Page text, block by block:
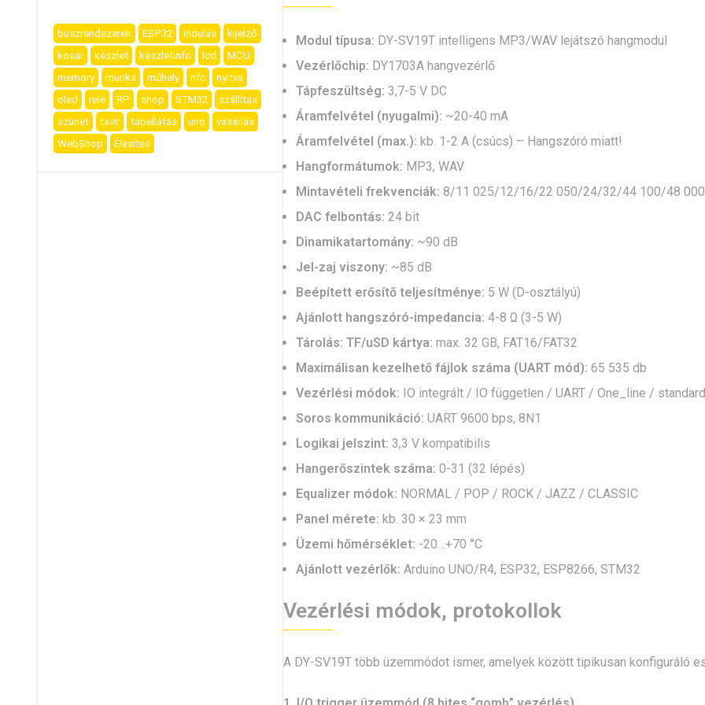
Modul típusa: DY-SV19T intelligens MP3/WAV lejátszó hangmodul
Vezérlőchip: DY1703A hangvezérlő
Tápfeszültség: 3,7-5 V DC
Áramfelvétel (nyugalmi): ~20-40 mA
Áramfelvétel (max.): kb. 1-2 A (csúcs) – Hangszóró miatt!
Hangformátumok: MP3, WAV
Mintavételi frekvenciák: 8/11 025/12/16/22 050/24/32/44 100/48
DAC felbontás: 24 bit
Dinamikatartomány: ~90 dB
Jel-zaj viszony: ~85 dB
Beépített erősítő teljesítménye: 5 W (D-osztályú)
Ajánlott hangszóró-impedancia: 4-8 Ω (3-5 W)
Tárolás: TF/uSD kártya: max. 32 GB, FAT16/FAT32
Maximálisan kezelhető fájlok száma (UART mód): 65 535 db
Vezérlési módok: IO integrált / IO független / UART / One_line /
Soros kommunikáció: UART 9600 bps, 8N1
Logikai jelszint: 3,3 V kompatibilis
Hangerőszintek száma: 0-31 (32 lépés)
Equalizer módok: NORMAL / POP / ROCK / JAZZ / CLASSIC
Panel mérete: kb. 30 × 23 mm
Üzemi hőmérséklet: -20…+70 °C
Ajánlott vezérlők: Arduino UNO/R4, ESP32, ESP8266, STM32
Vezérlési módok, protokollok
A DY-SV19T több üzemmódot ismer, amelyek között tipikusan konfiguráló
buszrendszerek ESP32 indulás
kijelző
kosár
készlet készletinfo lcd
MCU
memory
munka műhely nfc
nyitva
oled
relé RP shop STM32
szállítás
szünet
tavir tápellátás uno
vásárlás
WebShop
Élesítés